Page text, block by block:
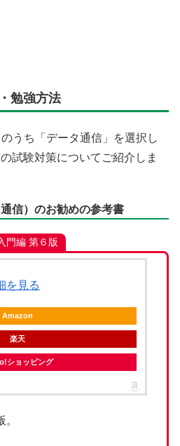
勉強方法
うち「データ通信」を選択し
試験対策についてご紹介しま
信）のお勧めの参考書
門編 第６版
を見る
Amazon
楽天
ショッピング